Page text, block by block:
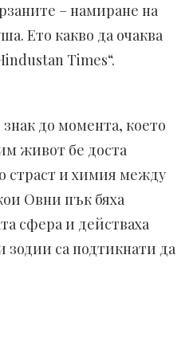
– намиране на
Ето какво да очаква
Times“.
до момента, което
живот бе доста
страст и химия между
Овни пък бяха
сфера и действаха
зодии са подтикнати да